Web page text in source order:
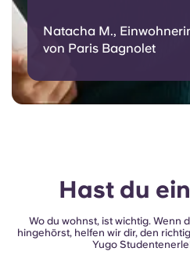
Natacha M.,
von Paris Bagnolet
Hast du
Wo du wohnst, ist wichtig. Wenn
hingehörst, helfen wir dir, den
Yugo